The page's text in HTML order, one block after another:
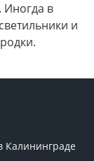
Иногда в
и
Калининграде